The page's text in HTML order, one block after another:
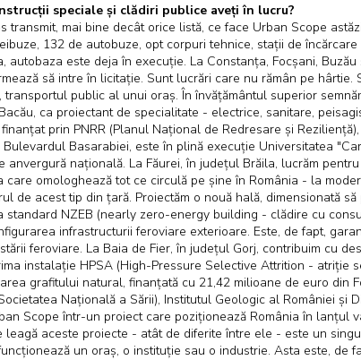
speciale și clădiri publice aveți în lucru?
transmit, mai bine decât orice listă, ce face Urban Scope
132 de autobuze, opt corpuri tehnice, stații de
autobaza este deja în execuție. La Constanța, Focșani,
să intre în licitație. Sunt lucrări care nu rămân pe hârtie.
transportul public al unui oraș. În învățământul superior
ca proiectant de specialitate - electrice, sanitare,
prin PNRR (Planul Național de Redresare și
Basarabiei, este în plină execuție Universitatea
anvergură națională. La Făurei, în județul Brăila, lucrăm
care omologhează tot ce circulă pe șine în România - la
de acest tip din țară. Proiectăm o nouă hală, dimensionată
standard NZEB (nearly zero-energy building - clădire cu
infrastructurii feroviare exterioare. Este, de fapt,
feroviare. La Baia de Fier, în județul Gorj, contribuim cu
instalație HPSA (High-Pressure Selective Attrition - atriție
grafitului natural, finanțată cu 21,42 milioane de euro din
Națională a Sării), Institutul Geologic al României și
Scope într-un proiect care poziționează România în lanțul
leagă aceste proiecte - atât de diferite între ele - este un
un oraș, o instituție sau o industrie. Asta este, de